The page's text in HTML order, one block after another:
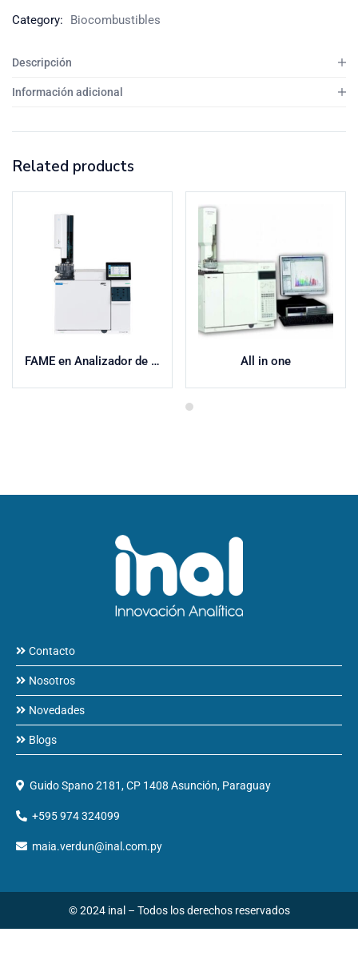
Category: Biocombustibles
Descripción
Información adicional
Related products
FAME en Analizador de Avtur All in one
Contacto
Nosotros
Novedades
Blogs
Guido Spano 2181, CP 1408 Asunción, Paraguay
+595 974 324099
maia.verdun@inal.com.py
© 2024 inal – Todos los derechos reservados